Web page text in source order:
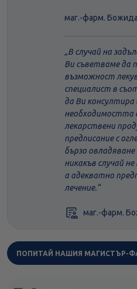
маг.-фарм.
В случай на
Ви съветваме да
възможност
специалист в
да Ви консултира
необходимостта
лекарствени
предписание с
бързо
никакъв случай
а адекватно
лечение.
маг.-фарм.
ПОПИТАЙ НАШИЯ МАГИСТЪР-